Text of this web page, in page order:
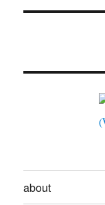
about